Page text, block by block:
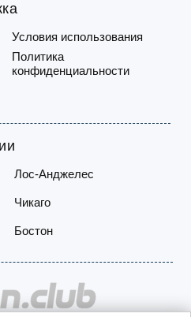
Лос-Анджелес
Чикаго
Бостон
Условия использования
Политика
конфиденциальности